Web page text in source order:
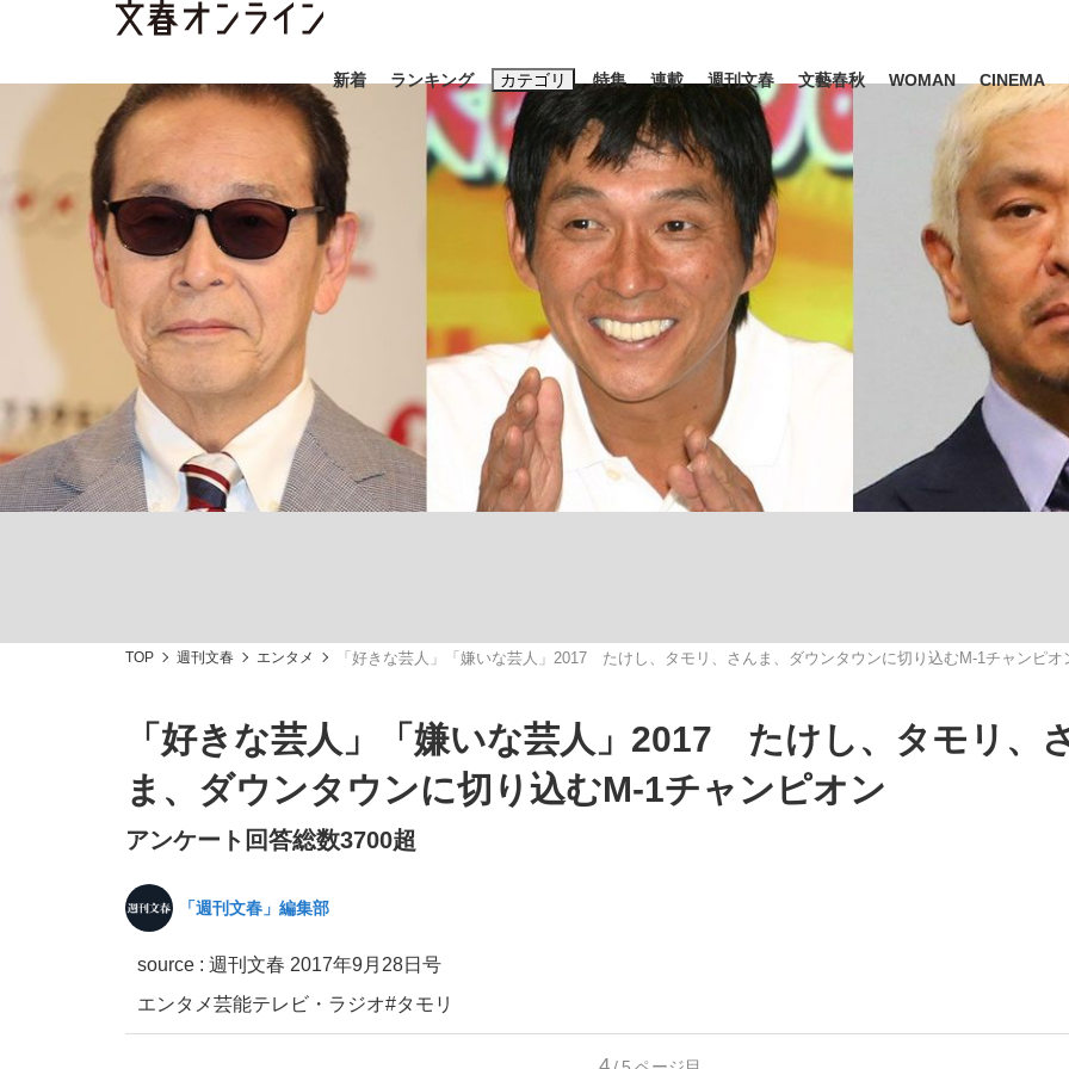
新着 ランキング カテゴリ
スクープ ニュース エンタメ ライフ ビジネス
「90%は失敗する。でも…」本田圭佑が初めて明かした日本代表監督に... 「最悪の空気のまま解散
「敗因分析は一切聞かれなかった」侍ジャパン選手が証言した“NPB聞... 「クマが悪者扱いされてい
「目標達成できなかったからと言って…」サッカー日本代表・森保一監督...
特集
終戦から81年
観る将棋、
キングの誕生を、目撃せよ。
連載 週刊文春 文藝春秋 WOMAN CINEMA
キーワード入力
おすすめのキーワードタグ一覧
#三山凌輝 #高市早苗 #後藤真希 #城彰二 #内田有紀
#玉木雄一郎
#亀和田武
TOP 週刊文春 エンタメ 「好きな芸人」「嫌いな芸人」2017 たけし、タモリ、さんま、ダウンタウンに切り込むM‐1チャンピオ
「好きな芸人」「嫌いな芸人」2017 たけし、タモリ、
ま、ダウンタウンに切り込むM‐1チャンピオン
アンケート回答総数3700超
「週刊文春」編集部
source : 週刊文春 2017年9月28日号
エンタメ芸能テレビ・ラジオ#タモリ